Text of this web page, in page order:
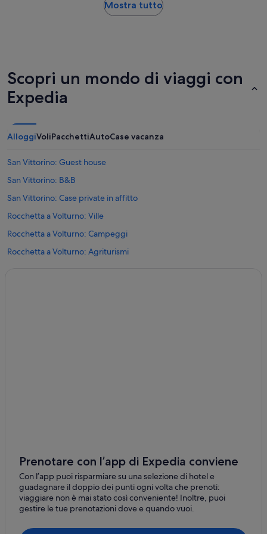
Mostra tutto
Scopri un mondo di viaggi con
Expedia
AlloggiVoliPacchettiAutoCase vacanza
San Vittorino: Guest house
San Vittorino: B&B
San Vittorino: Case private in affitto
Rocchetta a Volturno: Ville
Rocchetta a Volturno: Campeggi
Rocchetta a Volturno: Agriturismi
Pizzone: Ville
Pizzone: Appartamenti
Pizzone: Affittacamere
Prenotare con l’app di Expedia conviene
Con l’app puoi risparmiare su una selezione di hotel e
guadagnare il doppio dei punti ogni volta che prenoti:
viaggiare non è mai stato così conveniente! Inoltre, puoi
gestire le tue prenotazioni dove e quando vuoi.